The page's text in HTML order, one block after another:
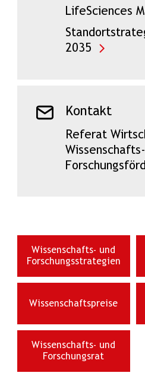
LifeSciences
2035
Kontakt
Referat
Wissenschafts- und
Forschungsstrategien
Wissenschaftspreise
Wissenschafts- und
Forschungsrat